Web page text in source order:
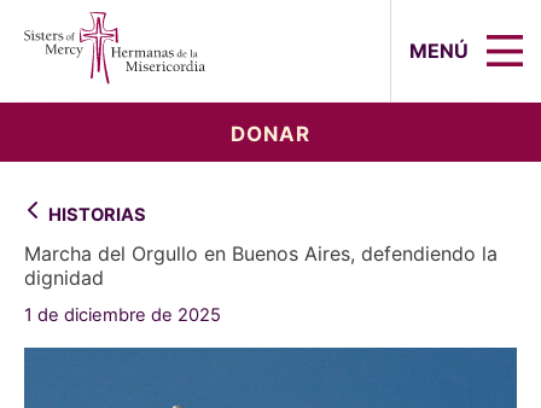
MENÚ
DONAR
HISTORIAS
Marcha del Orgullo en Buenos Aires, defendiendo la
dignidad
1 de diciembre de 2025